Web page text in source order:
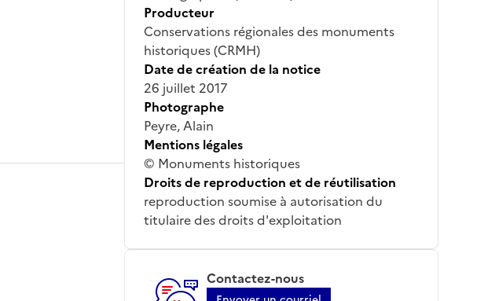
Producteur
Conservations régionales des monuments
historiques (CRMH)
Date de création de la notice
26 juillet 2017
Photographe
Peyre, Alain
Mentions légales
© Monuments historiques
Droits de reproduction et de réutilisation
reproduction soumise à autorisation du
titulaire des droits d'exploitation
Contactez-nous